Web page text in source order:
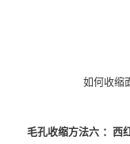
如何收缩
毛孔收缩方法六 ：西